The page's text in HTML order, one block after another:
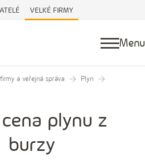
VELKÉ FIRMY
Menu
a veřejná správa
Plyn
plynu z
burzy